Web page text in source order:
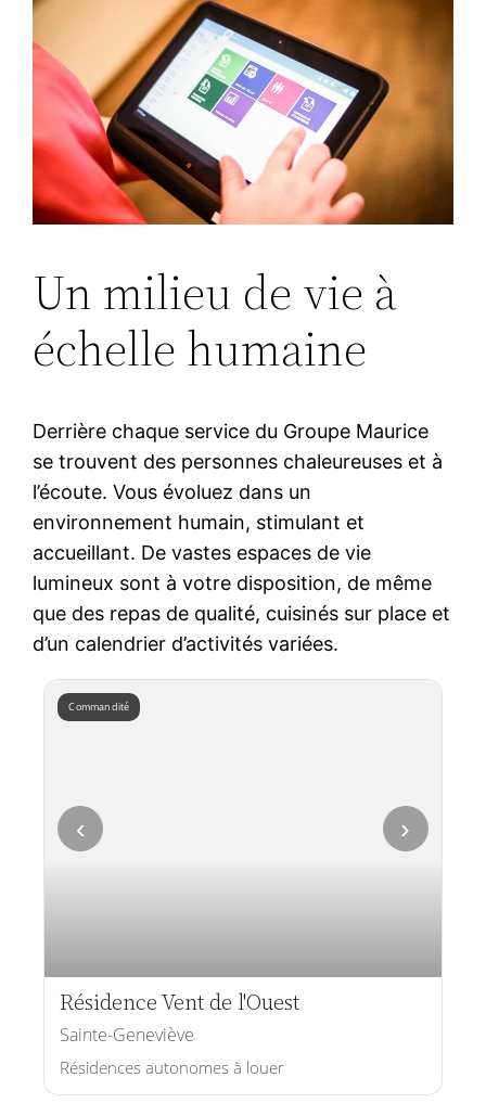
Un milieu de vie à
échelle humaine
Derrière chaque service du Groupe Maurice
se trouvent des personnes chaleureuses et à
l’écoute. Vous évoluez dans un
environnement humain, stimulant et
accueillant. De vastes espaces de vie
lumineux sont à votre disposition, de même
que des repas de qualité, cuisinés sur place et
d’un calendrier d’activités variées.
Commandité
‹ ›
Résidence Vent de l'Ouest
Sainte-Geneviève
Résidences autonomes à louer